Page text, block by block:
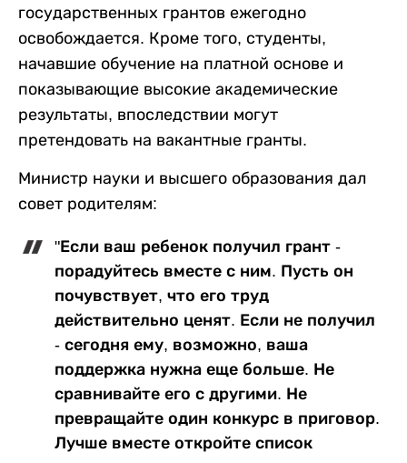
государственных грантов ежегодно
освобождается. Кроме того, студенты,
начавшие обучение на платной основе и
показывающие высокие академические
результаты, впоследствии могут
претендовать на вакантные гранты.
Министр науки и высшего образования дал
совет родителям:
"Если ваш ребенок получил грант -
порадуйтесь вместе с ним. Пусть он
почувствует, что его труд
действительно ценят. Если не получил
- сегодня ему, возможно, ваша
поддержка нужна еще больше. Не
сравнивайте его с другими. Не
превращайте один конкурс в приговор.
Лучше вместе откройте список